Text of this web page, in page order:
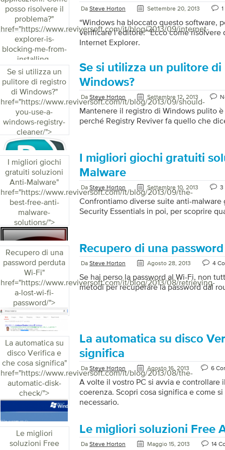
posso risolvere il
problema?"
href="https://www.reviversoft.com/it/blog/2013/09/internet-
explorer-is-
blocking-me-from-
installing-
applications-how-
do-i-fix-it/">
Da Steve Horton Settembre 20, 2013
“Windows ha bloccato questo software,
verificare l’editore.” Ecco come
Internet Explorer.
Se si utilizza un
pulitore di registro
di Windows?"
href="https://www.reviversoft.com/it/blog/2013/09/should-
you-use-a-
windows-registry-
cleaner/">
Se si utilizza un pulitore
Windows?
Da Steve Horton Settembre 12, 2013
Mantenere il registro di Windows pulito
perché Registry Reviver fa quello che
I migliori giochi
gratuiti soluzioni
Anti-Malware"
href="https://www.reviversoft.com/it/blog/2013/09/the-
best-free-anti-
malware-
solutions/">
I migliori giochi gratuiti
Malware
Da Steve Horton Settembre 10, 2013 3
Confrontiamo diverse suite anti-malware
Security Essentials in poi, per scoprire
Recupero di una
password perduta
Wi-Fi"
href="https://www.reviversoft.com/it/blog/2013/08/retrieving-
a-lost-wi-fi-
password/">
Recupero di una
Da Steve Horton Agosto 28, 2013 4
Se hai perso la password al Wi-Fi, non
metodi per recuperare la password dal
La automatica su
disco Verifica e
che cosa significa"
href="https://www.reviversoft.com/it/blog/2013/08/the-
automatic-disk-
check/">
La automatica su disco
significa
Da Steve Horton Agosto 16, 2013 6
A volte il vostro PC si avvia e controllare
coerenza. Scopri cosa significa e come
necessario.
Le migliori
soluzioni Free
Le migliori soluzioni Free
Da Steve Horton Maggio 15, 2013 14